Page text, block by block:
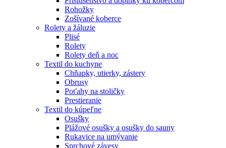
Rohožky
Zošívané koberce
Rolety a žáluzie
Plisé
Rolety
Rolety deň a noc
Textil do kuchyne
Chňapky, utierky, zástery
Obrusy
Poťahy na stoličky
Prestieranie
Textil do kúpeľne
Osušky
Plážové osušky a osušky do sauny
Rukavice na umývanie
Sprchové závesy